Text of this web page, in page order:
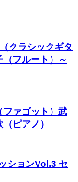
クラシックギタ
フルート）～
ファゴット）武
ピアノ）
ションVol.3 セ